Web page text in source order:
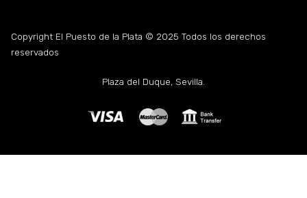
Copyright El Puesto de la Plata © 2025 Todos los derechos
reservados
Plaza del Duque, Sevilla.